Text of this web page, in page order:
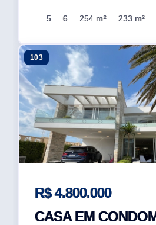
5 6 254 m² 233 m²
103
R$ 4.800.000
CASA EM